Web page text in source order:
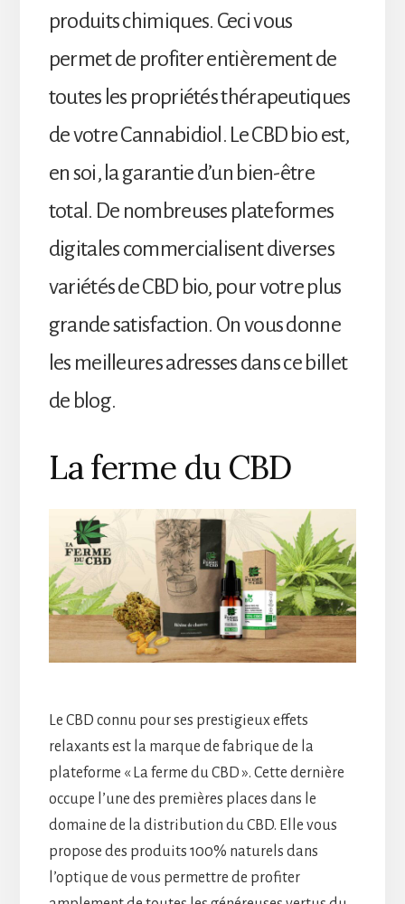
produits chimiques. Ceci vous
permet de profiter entièrement de
toutes les propriétés thérapeutiques
de votre Cannabidiol. Le CBD bio est,
en soi, la garantie d’un bien-être
total. De nombreuses plateformes
digitales commercialisent diverses
variétés de CBD bio, pour votre plus
grande satisfaction. On vous donne
les meilleures adresses dans ce billet
de blog.
La ferme du CBD
Le CBD connu pour ses prestigieux effets
relaxants est la marque de fabrique de la
plateforme « La ferme du CBD ». Cette dernière
occupe l’une des premières places dans le
domaine de la distribution du CBD. Elle vous
propose des produits 100% naturels dans
l’optique de vous permettre de profiter